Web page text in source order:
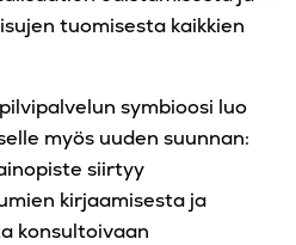
tuomisesta kaikkien
symbioosi luo
myös uuden suunnan:
siirtyy
kirjaamisesta ja
konsultoivaan